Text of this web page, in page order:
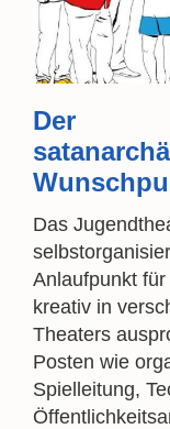
Der
Das
Anlaufpunkt
kreativ in
Theaters
Posten wie
Spielleitung,